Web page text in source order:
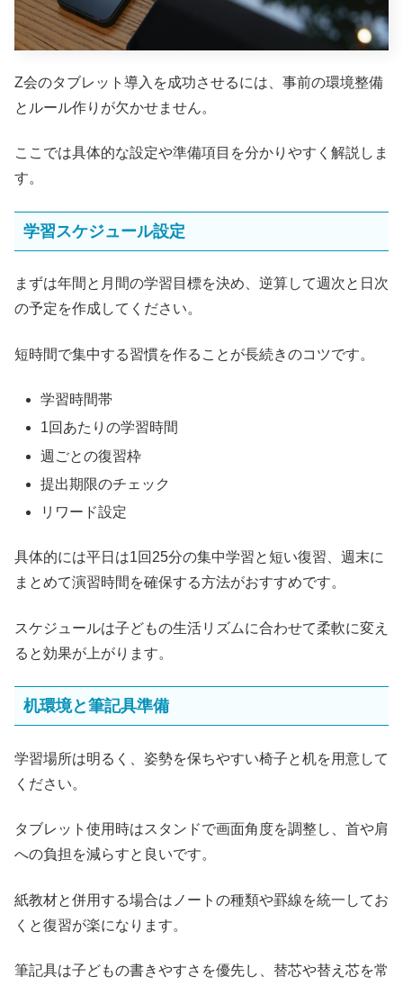
Z会のタブレット導入を成功させるには、事前の環境整備
とルール作りが欠かせません。
ここでは具体的な設定や準備項目を分かりやすく解説しま
す。
学習スケジュール設定
まずは年間と月間の学習目標を決め、逆算して週次と日次
の予定を作成してください。
短時間で集中する習慣を作ることが長続きのコツです。
学習時間帯
1回あたりの学習時間
週ごとの復習枠
提出期限のチェック
リワード設定
具体的には平日は1回25分の集中学習と短い復習、週末に
まとめて演習時間を確保する方法がおすすめです。
スケジュールは子どもの生活リズムに合わせて柔軟に変え
ると効果が上がります。
机環境と筆記具準備
学習場所は明るく、姿勢を保ちやすい椅子と机を用意して
ください。
タブレット使用時はスタンドで画面角度を調整し、首や肩
への負担を減らすと良いです。
紙教材と併用する場合はノートの種類や罫線を統一してお
くと復習が楽になります。
筆記具は子どもの書きやすさを優先し、替芯や替え芯を常